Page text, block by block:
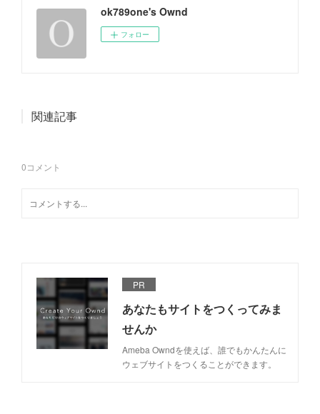
ok789one's Ownd
フォロー
関連記事
0コメント
PR
あなたもサイトをつくってみま
せんか
Ameba Owndを使えば、誰でもかんたんに
ウェブサイトをつくることができます。